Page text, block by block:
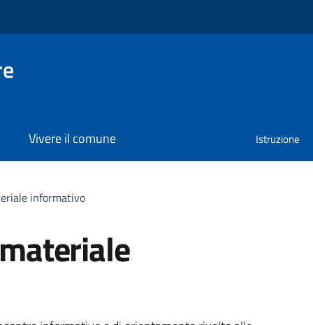
Vivere il comune Istruzione
informativo